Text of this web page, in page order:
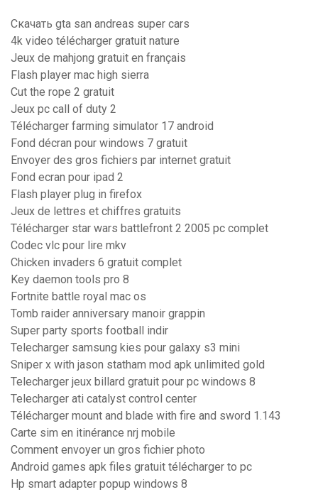
Скачать gta san andreas super cars
4k video télécharger gratuit nature
Jeux de mahjong gratuit en français
Flash player mac high sierra
Cut the rope 2 gratuit
Jeux pc call of duty 2
Télécharger farming simulator 17 android
Fond décran pour windows 7 gratuit
Envoyer des gros fichiers par internet gratuit
Fond ecran pour ipad 2
Flash player plug in firefox
Jeux de lettres et chiffres gratuits
Télécharger star wars battlefront 2 2005 pc complet
Codec vlc pour lire mkv
Chicken invaders 6 gratuit complet
Key daemon tools pro 8
Fortnite battle royal mac os
Tomb raider anniversary manoir grappin
Super party sports football indir
Telecharger samsung kies pour galaxy s3 mini
Sniper x with jason statham mod apk unlimited gold
Telecharger jeux billard gratuit pour pc windows 8
Telecharger ati catalyst control center
Télécharger mount and blade with fire and sword 1.143
Carte sim en itinérance nrj mobile
Comment envoyer un gros fichier photo
Android games apk files gratuit télécharger to pc
Hp smart adapter popup windows 8